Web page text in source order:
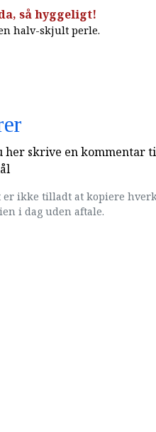
så hyggeligt!
halv-skjult perle.
her skrive en kommentar
er ikke tilladt at kopiere
i dag uden aftale.